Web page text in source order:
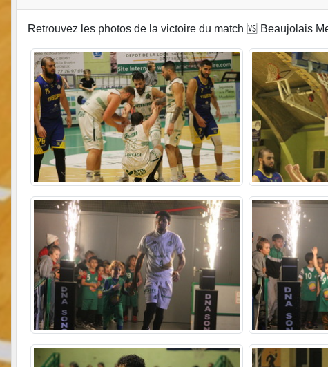
Retrouvez les photos de la victoire du match 🆚 Beaujolais